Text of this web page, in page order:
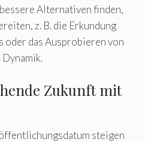
Alternativen finden,
z. B. die Erkundung
oder das Ausprobieren von
Zukunft mit
steigen